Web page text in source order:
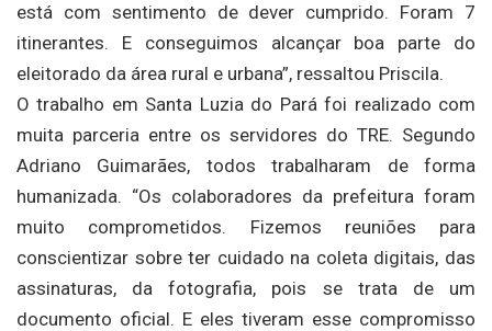
está com sentimento de dever cumprido. Foram 7
itinerantes. E conseguimos alcançar boa parte do
eleitorado da área rural e urbana”, ressaltou Priscila.
O trabalho em Santa Luzia do Pará foi realizado com
muita parceria entre os servidores do TRE. Segundo
Adriano Guimarães, todos trabalharam de forma
humanizada. “Os colaboradores da prefeitura foram
muito comprometidos. Fizemos reuniões para
conscientizar sobre ter cuidado na coleta digitais, das
assinaturas, da fotografia, pois se trata de um
documento oficial. E eles tiveram esse compromisso